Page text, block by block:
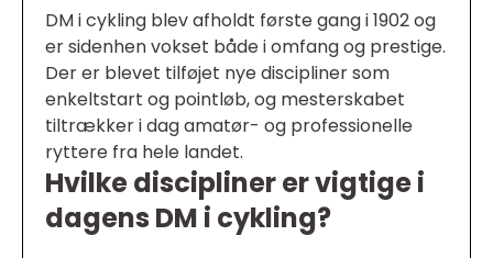
DM i cykling blev afholdt første gang i 1902 og
er sidenhen vokset både i omfang og prestige.
Der er blevet tilføjet nye discipliner som
enkeltstart og pointløb, og mesterskabet
tiltrækker i dag amatør- og professionelle
ryttere fra hele landet.
Hvilke discipliner er vigtige i
dagens DM i cykling?